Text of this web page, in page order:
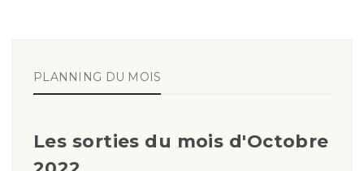
PLANNING DU MOIS
Les sorties du mois d'Octobre